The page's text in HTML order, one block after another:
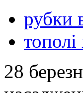
рубки
28